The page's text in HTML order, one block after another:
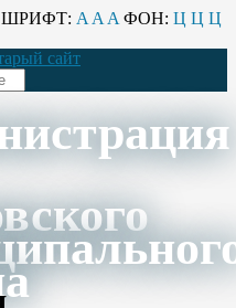
ШРИФТ: A A A ФОН: Ц Ц Ц
сайт